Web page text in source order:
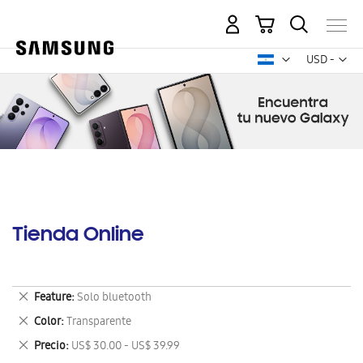
USD -
dólar
Mi carrito
Tienda Online
Feature Solo bluetooth
Eliminar
este
artículo
Color Transparente
Eliminar
este
artículo
Precio US$ 30.00 - US$ 39.99
Eliminar